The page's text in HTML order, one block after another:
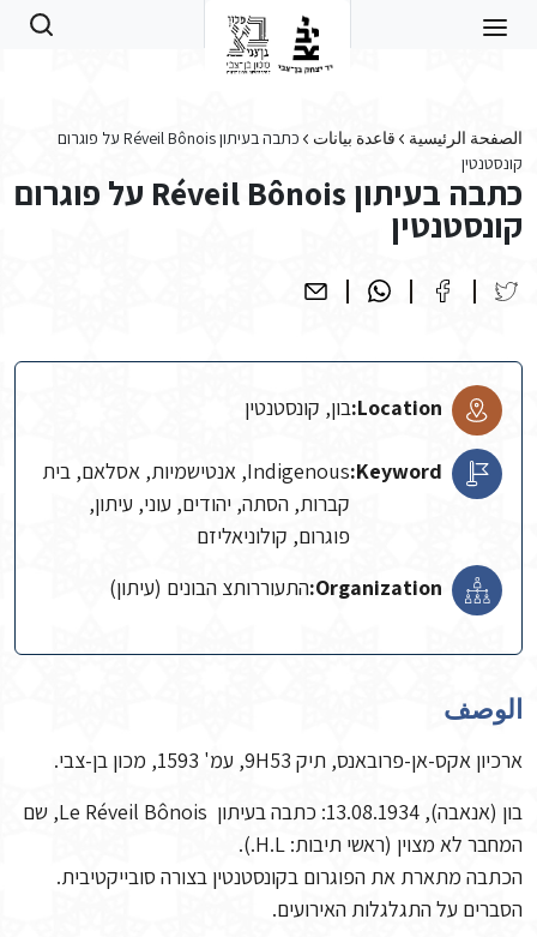
الصفحة الرئيسية قاعدة بيانات
כתבה בעיתון Réveil Bônois על פוגרום
קונסטנטין
כתבה בעיתון Réveil Bônois על פוגרום
קונסטנטין
Location: בון, קונסטנטין
Keyword:
Indigenous, אנטישמיות, אסלאם, בית
קברות, הסתה, יהודים, עוני, עיתון,
פוגרום, קולוניאליזם
Organization: התעוררותצ הבונים (עיתון)
الوصف
ארכיון אקס-אן-פרובאנס, תיק 9H53, עמ' 1593, מכון בן-צבי.
בון (אנאבה), 13.08.1934: כתבה בעיתון Le Réveil Bônois, שם
המחבר לא מצוין (ראשי תיבות: H.L.).
הכתבה מתארת את הפוגרום בקונסטנטין בצורה סובייקטיבית.
הסברים על התגלגלות האירועים.